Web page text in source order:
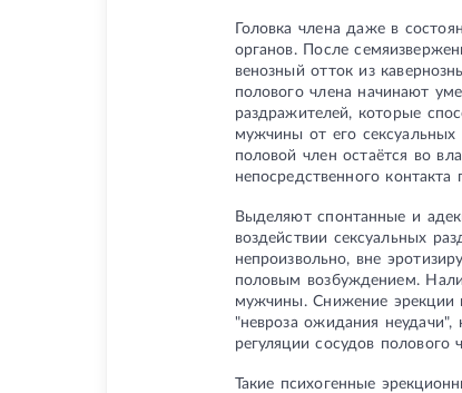
Головка члена даже в
органов. После
венозный отток из
полового члена начинают
раздражителей, которые
мужчины от его сексуальных
половой член остаётся во
непосредственного
Выделяют спонтанные и
воздействии сексуальных
непроизвольно, вне
половым возбуждением.
мужчины. Снижение эрекции
"невроза ожидания
регуляции сосудов
Такие психогенные